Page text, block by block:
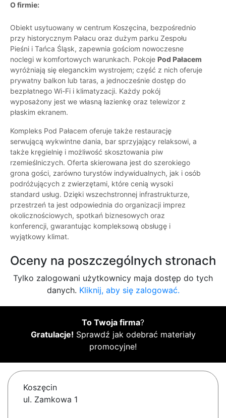
O firmie:
Obiekt usytuowany w centrum Koszęcina, bezpośrednio
przy historycznym Pałacu oraz dużym parku Zespołu
Pieśni i Tańca Śląsk, zapewnia gościom nowoczesne
noclegi w komfortowych warunkach. Pokoje Pod Pałacem
wyróżniają się eleganckim wystrojem; część z nich oferuje
prywatny balkon lub taras, a jednocześnie dostęp do
bezpłatnego Wi-Fi i klimatyzacji. Każdy pokój
wyposażony jest we własną łazienkę oraz telewizor z
płaskim ekranem.
Kompleks Pod Pałacem oferuje także restaurację
serwującą wykwintne dania, bar sprzyjający relaksowi, a
także kręgielnię i możliwość skosztowania piw
rzemieślniczych. Oferta skierowana jest do szerokiego
grona gości, zarówno turystów indywidualnych, jak i osób
podróżujących z zwierzętami, które cenią wysoki
standard usług. Dzięki wszechstronnej infrastrukturze,
przestrzeń ta jest odpowiednia do organizacji imprez
okolicznościowych, spotkań biznesowych oraz
konferencji, gwarantując kompleksową obsługę i
wyjątkowy klimat.
Oceny na poszczególnych stronach
Tylko zalogowani użytkownicy maja dostęp do tych
danych. Kliknij, aby się zalogować.
To Twoja firma?
Gratulacje! Sprawdź jak odebrać materiały
promocyjne!
Koszęcin
ul. Zamkowa 1